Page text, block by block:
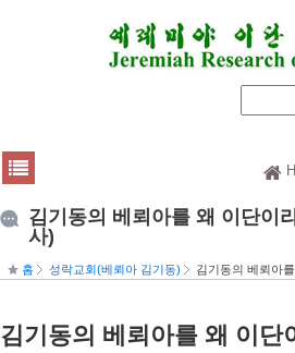
김기동의 베뢰아를 왜 이단이
사)
홈 성락교회(베뢰아 김기동) 김기동의 베뢰아
김기동의 베뢰아를 왜 이단